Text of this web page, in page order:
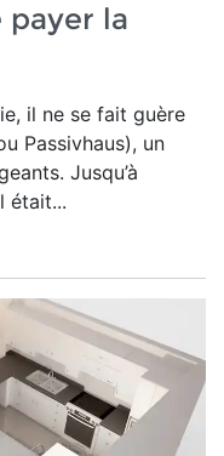
payer la
il ne se fait guère
Passivhaus), un
Jusqu’à
était...